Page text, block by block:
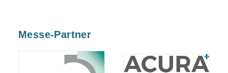
Messe-Partner